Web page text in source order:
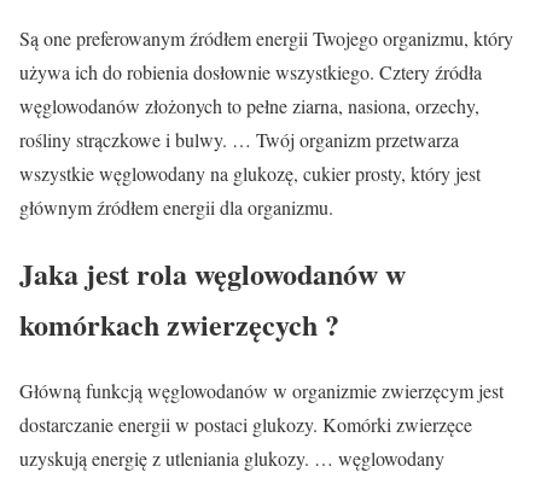
Są one preferowanym źródłem energii Twojego organizmu, który
używa ich do robienia dosłownie wszystkiego. Cztery źródła
węglowodanów złożonych to pełne ziarna, nasiona, orzechy,
rośliny strączkowe i bulwy. … Twój organizm przetwarza
wszystkie węglowodany na glukozę, cukier prosty, który jest
głównym źródłem energii dla organizmu.
Jaka jest rola węglowodanów w
komórkach zwierzęcych ?
Główną funkcją węglowodanów w organizmie zwierzęcym jest
dostarczanie energii w postaci glukozy. Komórki zwierzęce
uzyskują energię z utleniania glukozy. … węglowodany